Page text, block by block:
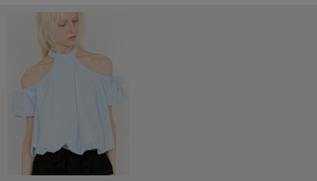
LILY BROWN
リリーブラウン
LILY BROWN Lingerie
リリーブラウンランジェリー
リトルユニオン トウキョウ
made of Organics
メイドオブオーガニクス